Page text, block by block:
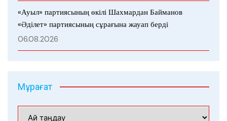
«Ауыл» партиясының өкілі Шахмардан Байманов
«Әділет» партиясының сұрағына жауап берді
06.08.2026
Мұрағат